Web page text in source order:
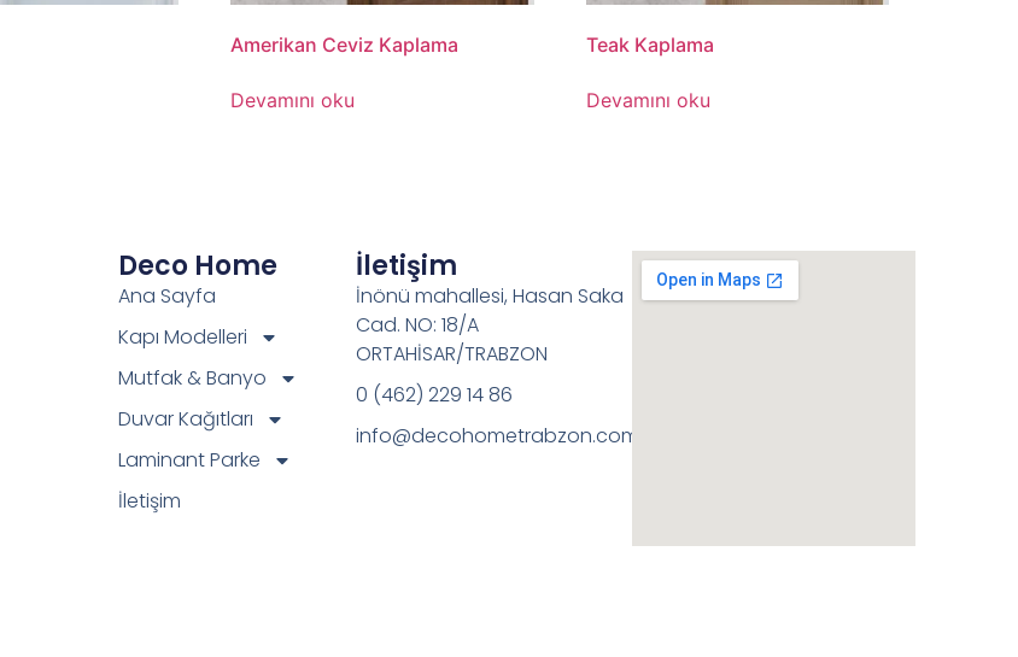
Amerikan Ceviz Kaplama
Devamını oku
Teak Kaplama
Devamını oku
Deco Home
Ana Sayfa
Kapı Modelleri
Mutfak & Banyo
Duvar Kağıtları
Laminant Parke
İletişim
İletişim
İnönü mahallesi, Hasan Saka
Cad. NO: 18/A
ORTAHİSAR/TRABZON
0 (462) 229 14 86
info@decohometrabzon.com